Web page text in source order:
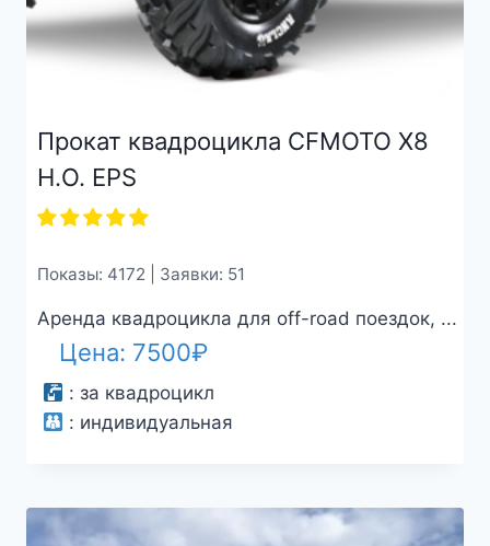
Прокат квадроцикла CFMOTO X8
H.O. EPS
Показы: 4172 | Заявки: 51
Аренда квадроцикла для off-road поездок, ...
Цена: 7500₽
: за квадроцикл
: индивидуальная